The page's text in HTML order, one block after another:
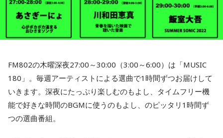
FM802の木曜深夜27:00～30:00（3:00～6:00）は「MUSIC
180」。毎週アーティストによる選曲で1時間ずつお届けして
いきます。深夜にたっぷり楽しむのもよし、タイムフリー機
能で好きな時間のBGMに使うのもよし、のピッタリ1時間ず
つの選曲番組。